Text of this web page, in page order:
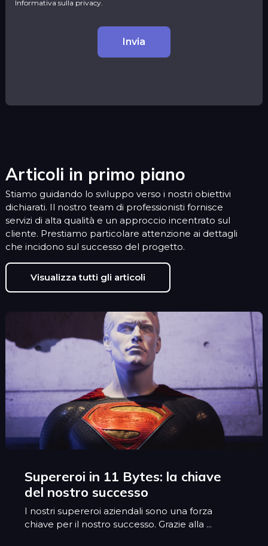
Informativa sulla privacy.
Articoli in primo piano
Stiamo guidando lo sviluppo verso i nostri obiettivi
dichiarati. Il nostro team di professionisti fornisce
servizi di alta qualità e un approccio incentrato sul
cliente. Prestiamo particolare attenzione ai dettagli
che incidono sul successo del progetto.
Visualizza tutti gli articoli
Supereroi in 11 Bytes: la chiave
del nostro successo
I nostri supereroi aziendali sono una forza
chiave per il nostro successo. Grazie alla ...